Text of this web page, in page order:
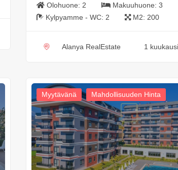
Olohuone: 2 Makuuhuone: 3
Kylpyamme - WC: 2 M2: 200
Alanya RealEstate 1
Myytävänä Mahdollisuuden Hinta